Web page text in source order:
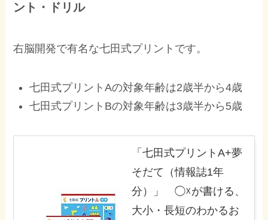
ント・ドリル
右脳開発で有名な七田式プリントです。
七田式プリントAの対象年齢は2歳半から4歳
七田式プリントBの対象年齢は3歳半から5歳
「七田式プリントA+夢
そだて（情報誌1年
分）」 ◯☓が書ける、
大小・長短のわかるお